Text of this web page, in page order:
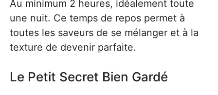
Au minimum 2 heures, idéalement toute
une nuit. Ce temps de repos permet à
toutes les saveurs de se mélanger et à la
texture de devenir parfaite.
Le Petit Secret Bien Gardé